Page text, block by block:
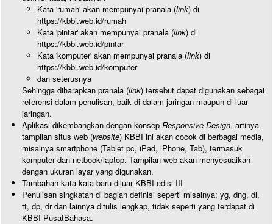
Kata 'rumah' akan mempunyai pranala (link) di
https://kbbi.web.id/rumah
Kata 'pintar' akan mempunyai pranala (link) di
https://kbbi.web.id/pintar
Kata 'komputer' akan mempunyai pranala (link) di
https://kbbi.web.id/komputer
dan seterusnya
Sehingga diharapkan pranala (link) tersebut dapat digunakan sebagai
referensi dalam penulisan, baik di dalam jaringan maupun di luar
jaringan.
Aplikasi dikembangkan dengan konsep Responsive Design, artinya
tampilan situs web (website) KBBI ini akan cocok di berbagai media,
misalnya smartphone (Tablet pc, iPad, iPhone, Tab), termasuk
komputer dan netbook/laptop. Tampilan web akan menyesuaikan
dengan ukuran layar yang digunakan.
Tambahan kata-kata baru diluar KBBI edisi III
Penulisan singkatan di bagian definisi seperti misalnya: yg, dng, dl,
tt, dp, dr dan lainnya ditulis lengkap, tidak seperti yang terdapat di
KBBI PusatBahasa.